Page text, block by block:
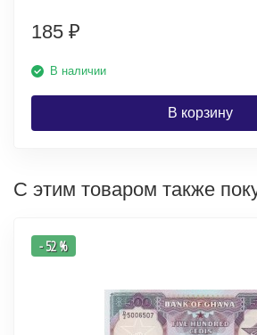
185 ₽
В наличии
В корзину
С этим товаром также
- 52 %